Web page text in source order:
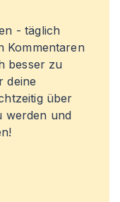
- täglich
Kommentaren
besser zu
deine
über
werden und